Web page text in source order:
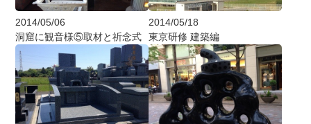
2014/05/06
洞窟に観音様⑤取材と祈念式
2014/05/18
東京研修 建築編